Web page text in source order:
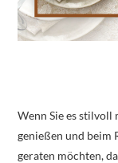
Wenn Sie es stilvoll
genießen und
geraten möchten,